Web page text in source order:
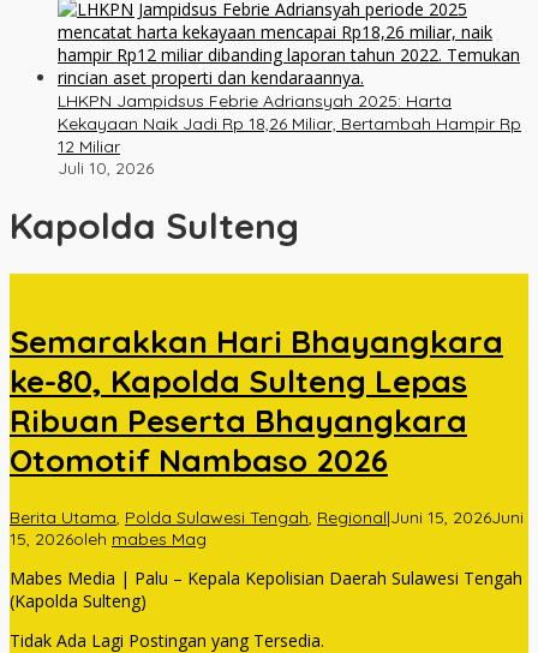
LHKPN Jampidsus Febrie Adriansyah 2025: Harta
Kekayaan Naik Jadi Rp 18,26 Miliar, Bertambah Hampir Rp
12 Miliar
Juli 10, 2026
Kapolda Sulteng
Semarakkan Hari Bhayangkara
ke-80, Kapolda Sulteng Lepas
Ribuan Peserta Bhayangkara
Otomotif Nambaso 2026
Berita Utama, Polda Sulawesi Tengah, Regional|Juni 15, 2026Juni
15, 2026oleh mabes Mag
Mabes Media | Palu – Kepala Kepolisian Daerah Sulawesi Tengah
(Kapolda Sulteng)
Tidak Ada Lagi Postingan yang Tersedia.